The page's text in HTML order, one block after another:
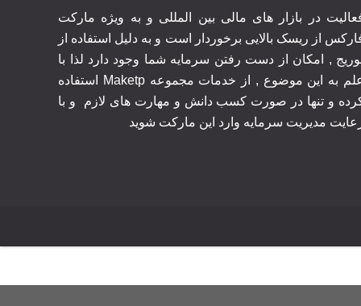
در بازار های مالی بین المللی و به ویژه مارکت
از ریسک بالایی برخوردار است و به دلیل استفاده از
, امکان از دست رفتن سرمایه شما وجود دارد لذا با
علم به این موضوع , از خدمات مجموعه Maketp استفاده
و تنها در صورت کسب دانش و مهارت های لازم
و با
مدیریت سرمایه وارد این مارکت شوید